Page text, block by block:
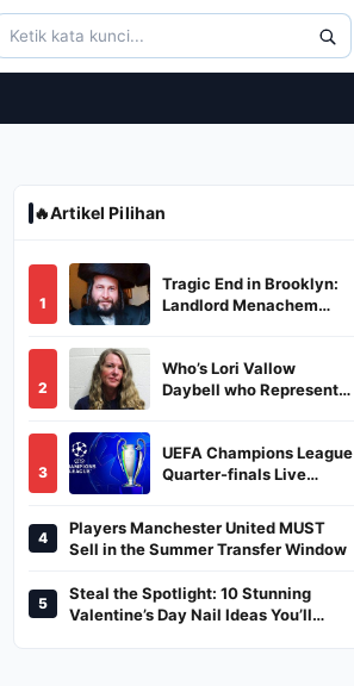
🔥Artikel Pilihan
1
Tragic End in Brooklyn:
Landlord Menachem
Burned in a Dumpster
2
Who’s Lori Vallow
Daybell who Represents
3
UEFA Champions League
Quarter-finals Live
And Where To Watch
4
Players Manchester United MUST
Sell in the Summer Transfer Window
5
Steal the Spotlight: 10 Stunning
Valentine’s Day Nail Ideas You’ll